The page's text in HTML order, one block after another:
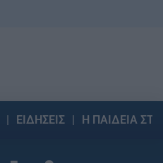
ΕΙΔΗΣΕΙΣ Η ΠΑΙΔΕΙΑ